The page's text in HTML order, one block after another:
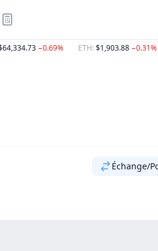
−0.69% ETH: $1,903.88 −0.31%
Échange/